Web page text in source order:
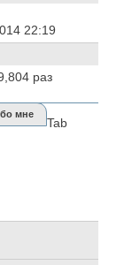
22:19
раз
мне
Tab